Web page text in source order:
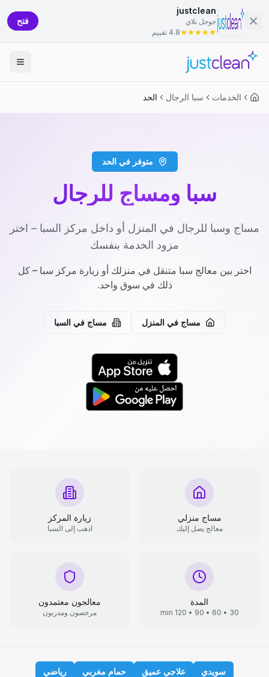
justclean
جوجل بلاي
4.8 تقييم
فتح
الخدمات سبا الرجال الحد
متوفر في الحد
سبا ومساج للرجال
مساج وسبا للرجال في المنزل أو داخل مركز السبا – اختر
مزود الخدمة بنفسك
اختر بين معالج سبا متنقل في منزلك أو زيارة مركز سبا – كل
ذلك في سوق واحد.
مساج في المنزل مساج في السبا
مساج منزلي
معالج يصل إليك
زيارة المركز
اذهب إلى السبا
المدة
30 • 60 • 90 • 120 min
معالجون معتمدون
مرخصون ومدربون
سويدي علاجي عميق حمام مغربي
رياضي